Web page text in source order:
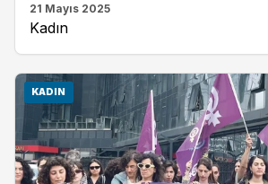
21 Mayıs 2025
Kadın
KADIN